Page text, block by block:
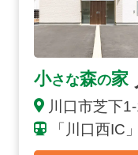
小さな森の家
川口市芝下
「川口西IC